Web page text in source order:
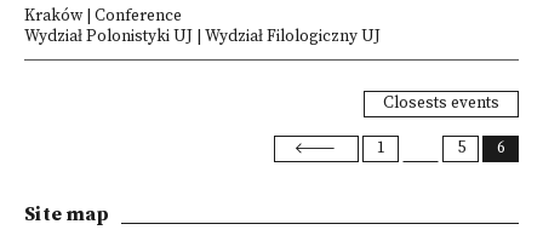
Kraków | Conference
Wydział Polonistyki UJ | Wydział Filologiczny UJ
Closests events
1 5 6
Site map